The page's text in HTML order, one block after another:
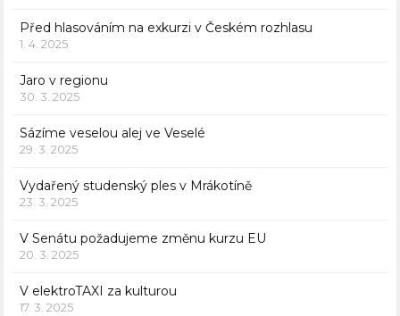
Před hlasováním na exkurzi v Českém rozhlasu
1. 4. 2025
Jaro v regionu
30. 3. 2025
Sázíme veselou alej ve Veselé
29. 3. 2025
Vydařený studenský ples v Mrákotíně
23. 3. 2025
V Senátu požadujeme změnu kurzu EU
20. 3. 2025
V elektroTAXI za kulturou
17. 3. 2025